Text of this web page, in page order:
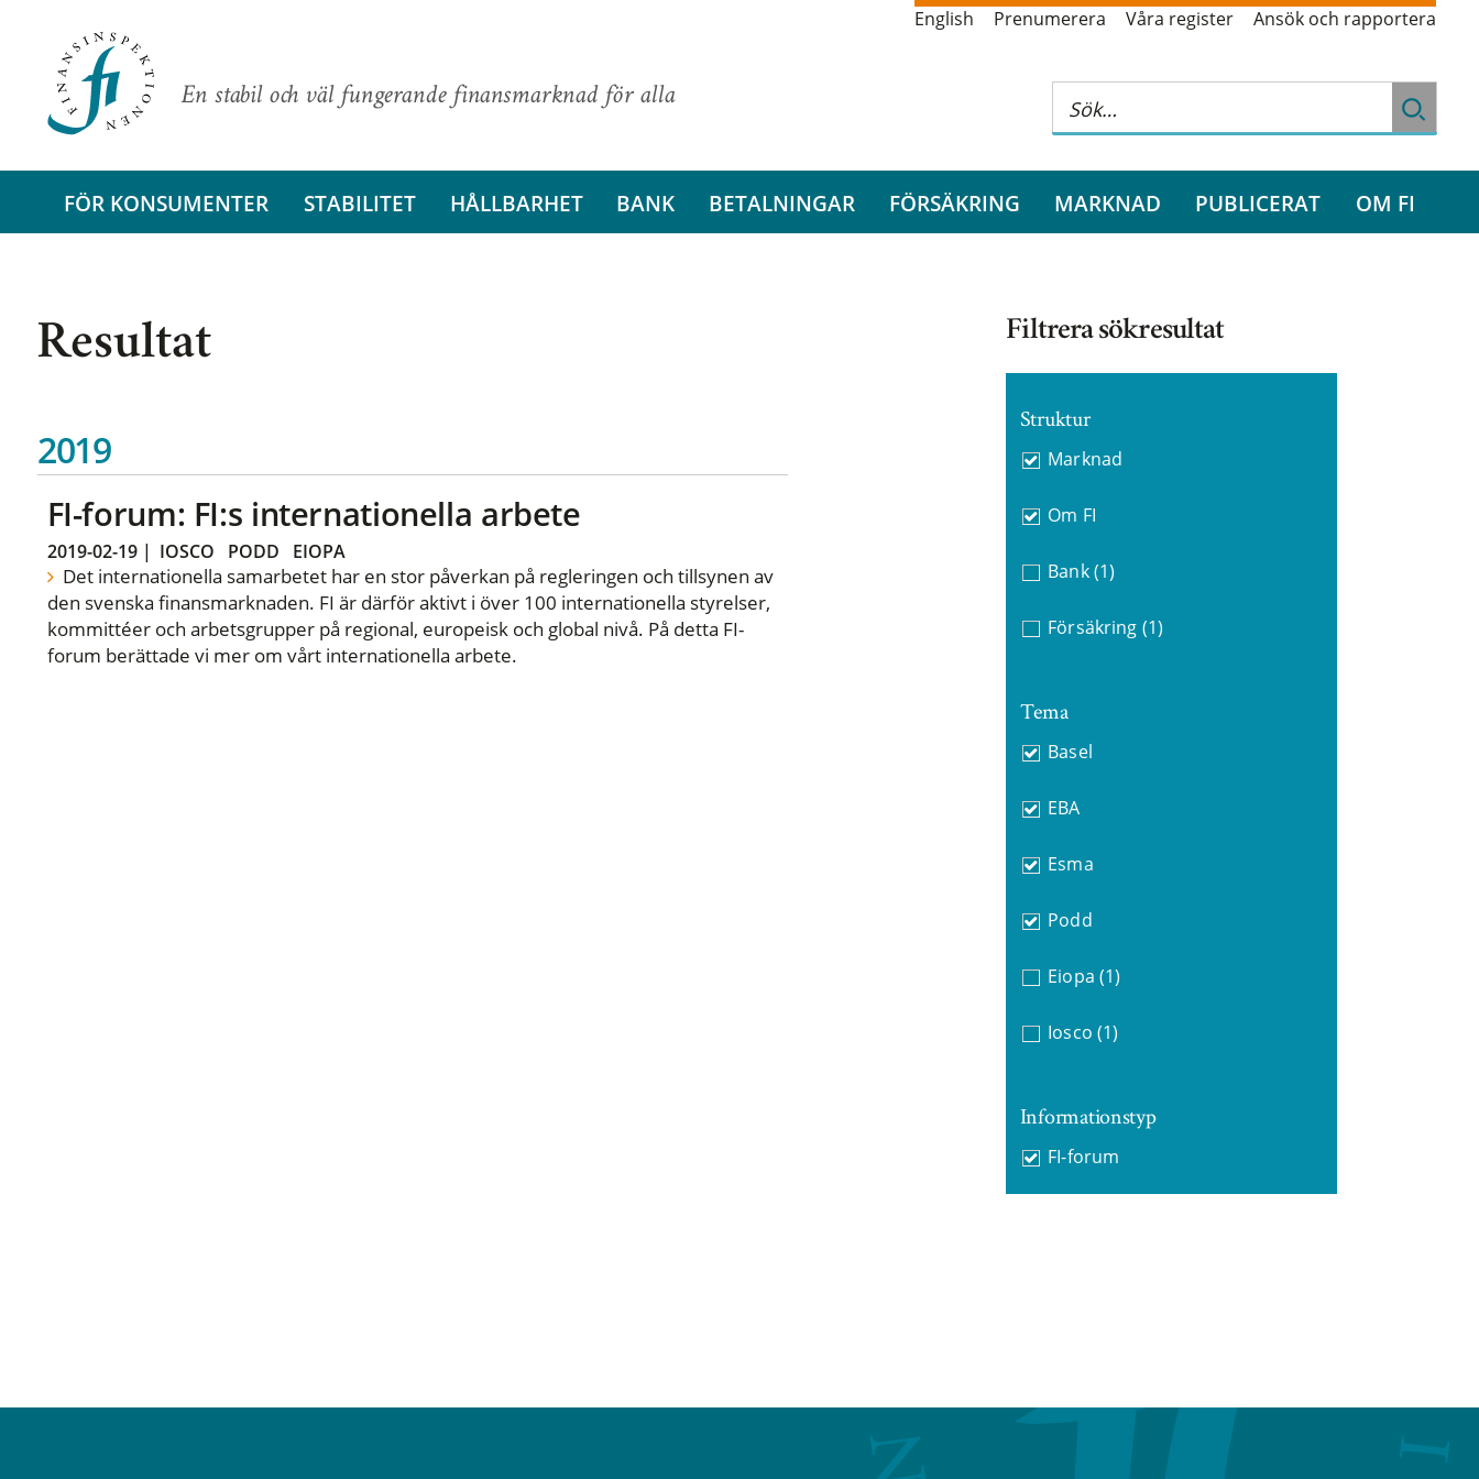
En stabil och väl fungerande finansmarknad för alla
English Prenumerera Våra register Ansök och rapportera
FÖR KONSUMENTER STABILITET HÅLLBARHET BANK BETALNINGAR FÖRSÄKRING MARKNAD PUBLICERAT OM FI
Resultat
2019
FI-forum: FI:s internationella arbete
2019-02-19| IOSCO PODD EIOPA
Det internationella samarbetet har en stor påverkan på regleringen och tillsynen av
den svenska finansmarknaden. FI är därför aktivt i över 100 internationella styrelser,
kommittéer och arbetsgrupper på regional, europeisk och global nivå. På detta FI-
forum berättade vi mer om vårt internationella arbete.
Filtrera sökresultat
Struktur
Marknad
Om FI
Bank (1)
Försäkring (1)
Tema
Basel
EBA
Esma
Podd
Eiopa (1)
Iosco (1)
Informationstyp
FI-forum